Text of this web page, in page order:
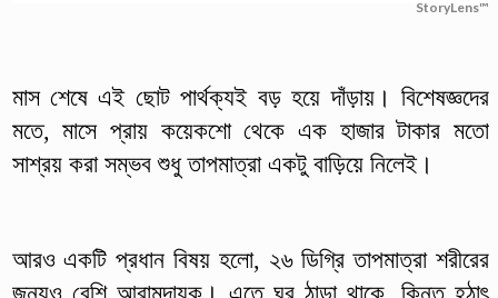
StoryLens™
মাস শেষে এই ছোট পার্থক্যই বড় হয়ে দাঁড়ায়। বিশেষজ্ঞদের
মতে, মাসে প্রায় কয়েকশো থেকে এক হাজার টাকার মতো
সাশ্রয় করা সম্ভব শুধু তাপমাত্রা একটু বাড়িয়ে নিলেই।
আরও একটি প্রধান বিষয় হলো, ২৬ ডিগ্রি তাপমাত্রা শরীরের